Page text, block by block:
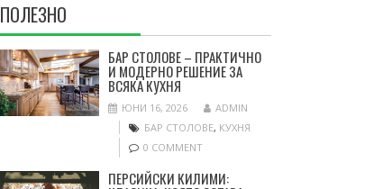
ПОЛЕЗНО
БАР СТОЛОВЕ – ПРАКТИЧНО
И МОДЕРНО РЕШЕНИЕ ЗА
ВСЯКА КУХНЯ
ЮНИ 16, 2026
ADMIN
БАР СТОЛОВЕ, КУХНЯ
0 COMMENT
ПЕРСИЙСКИ КИЛИМИ: